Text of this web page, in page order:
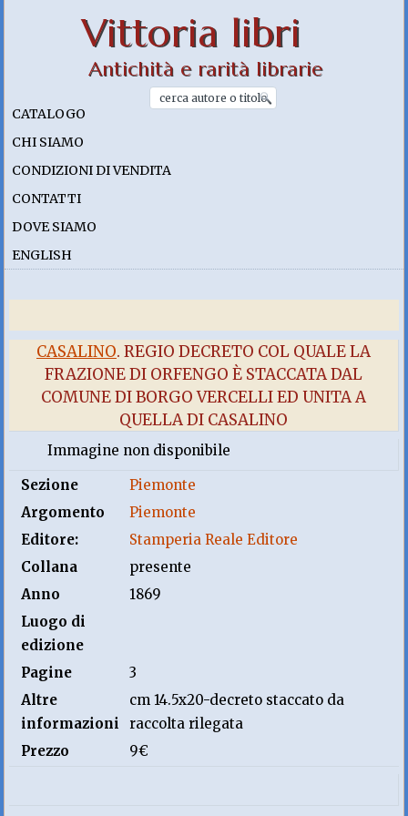
Vittoria libri
Antichità e rarità librarie
CATALOGO
CHI SIAMO
CONDIZIONI DI VENDITA
CONTATTI
DOVE SIAMO
ENGLISH
CASALINO. REGIO DECRETO COL QUALE LA
FRAZIONE DI ORFENGO È STACCATA DAL
COMUNE DI BORGO VERCELLI ED UNITA A
QUELLA DI CASALINO
Immagine non disponibile
Sezione
Piemonte
Argomento
Piemonte
Editore:
Stamperia Reale Editore
Collana
presente
Anno
1869
Luogo di
edizione
Pagine
3
Altre
informazioni
cm 14.5x20-decreto staccato da
raccolta rilegata
Prezzo
9€